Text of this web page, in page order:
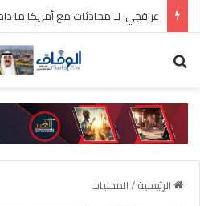
عراقجي: لا محادثات مع أمريكا ما
الرئيسية/المحليات